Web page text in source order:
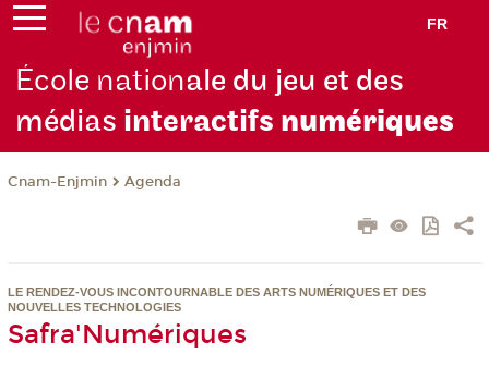
FR
École nationale du jeu et des
médias interactifs numériques
Cnam-Enjmin Agenda
LE RENDEZ-VOUS INCONTOURNABLE DES ARTS NUMÉRIQUES ET DES
NOUVELLES TECHNOLOGIES
Safra'Numériques